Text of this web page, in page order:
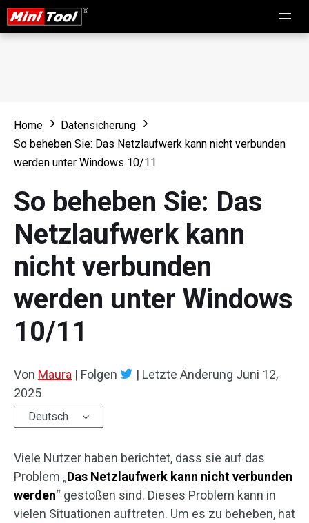
Home
Datensicherung
So beheben Sie: Das Netzlaufwerk kann nicht verbunden
werden unter Windows 10/11
So beheben Sie: Das
Netzlaufwerk kann
nicht verbunden
werden unter Windows
10/11
Von Maura | Folgen | Letzte Änderung Juni 12,
2025
Deutsch
Viele Nutzer haben berichtet, dass sie auf das
Problem „Das Netzlaufwerk kann nicht verbunden
werden“ gestoßen sind. Dieses Problem kann in
vielen Situationen auftreten. Um es zu beheben, hat